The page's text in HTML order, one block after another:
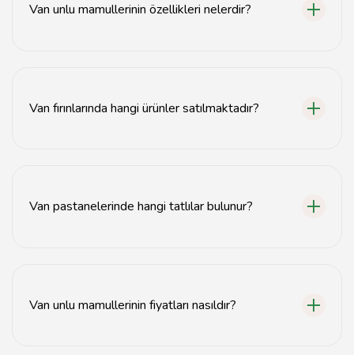
Van unlu mamullerinin özellikleri nelerdir?
Van fırınlarında hangi ürünler satılmaktadır?
Van pastanelerinde hangi tatlılar bulunur?
Van unlu mamullerinin fiyatları nasıldır?